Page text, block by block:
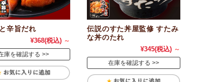
辛旨だれ
¥368(税込) ～
庫を確認する
伝説のすた丼屋監修 すたみ
な丼のたれ
¥345(税込) ～
在庫を確認する